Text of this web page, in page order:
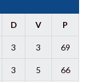
D V P
3 3 69
3 5 66